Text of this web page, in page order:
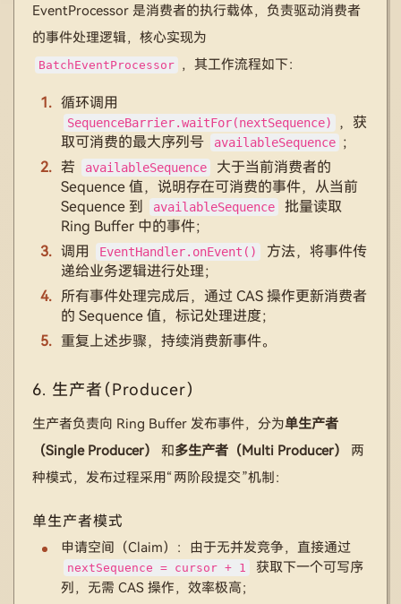
EventProcessor 是消费者的执行载体，负责驱动消费者
的事件处理逻辑，核心实现为
BatchEventProcessor ，其工作流程如下：
循环调用
SequenceBarrier.waitFor(nextSequence)
，获
取可消费的最大序列号
availableSequence ；
若
availableSequence
大于当前消费者的
Sequence 值，说明存在可消费的事件，从当前
Sequence 到
availableSequence
批量读取
Ring Buffer 中的事件；
调用
EventHandler.onEvent()
方法，将事件传
递给业务逻辑进行处理；
所有事件处理完成后，通过 CAS 操作更新消费者
的 Sequence 值，标记处理进度；
重复上述步骤，持续消费新事件。
6. 生产者（Producer）
生产者负责向 Ring Buffer 发布事件，分为单生产者
（Single Producer）
和多生产者（Multi Producer）
两
种模式，发布过程采用“两阶段提交”机制：
单生产者模式
申请空间（Claim）：由于无并发竞争，直接通过
nextSequence = cursor + 1
获取下一个可写序
列，无需 CAS 操作，效率极高；